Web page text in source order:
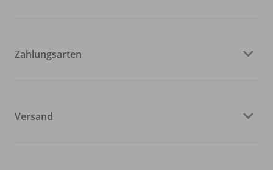
Zahlungsarten
Versand